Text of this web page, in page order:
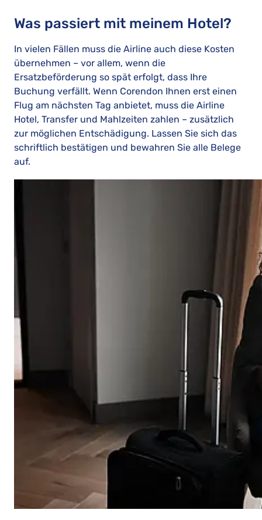
Was passiert mit meinem Hotel?
In vielen Fällen muss die Airline auch diese Kosten
übernehmen – vor allem, wenn die
Ersatzbeförderung so spät erfolgt, dass Ihre
Buchung verfällt. Wenn Corendon Ihnen erst einen
Flug am nächsten Tag anbietet, muss die Airline
Hotel, Transfer und Mahlzeiten zahlen – zusätzlich
zur möglichen Entschädigung. Lassen Sie sich das
schriftlich bestätigen und bewahren Sie alle Belege
auf.